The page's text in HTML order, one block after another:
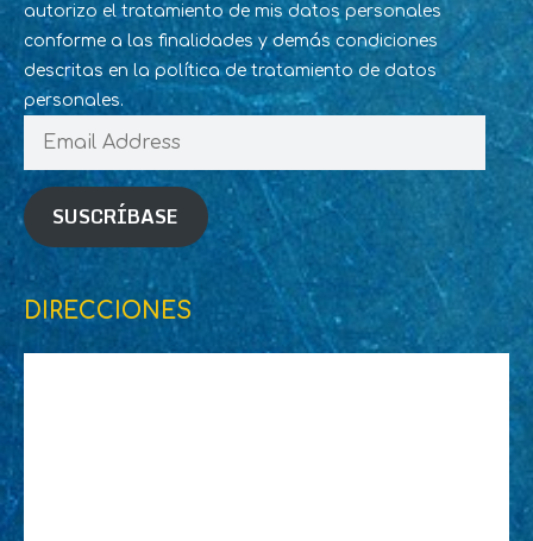
autorizo el tratamiento de mis datos personales
conforme a las finalidades y demás condiciones
descritas en la política de tratamiento de datos
personales.
SUSCRÍBASE
DIRECCIONES